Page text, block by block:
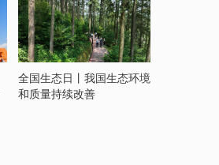
全国生态日丨我国生态环境
和质量持续改善